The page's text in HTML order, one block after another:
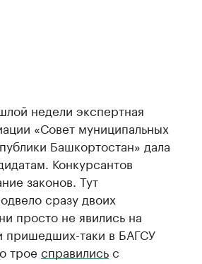
недели экспертная
«Совет муниципальных
Башкортостан» дала
Конкурсантов
законов. Тут
сразу двоих
просто не явились на
пришедших-таки в БАГСУ
трое справилисьс